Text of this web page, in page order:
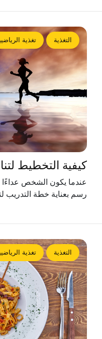
التغذية تغذية
كيفية التخطيط
عندما يكون الشخص
رسم بعناية خطة التدريب
التغذية تغذية